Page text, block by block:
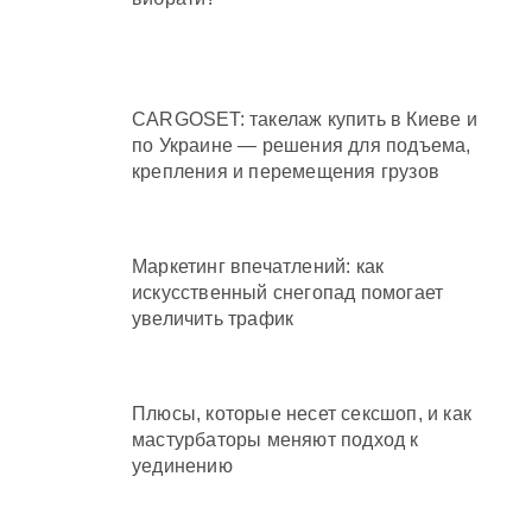
CARGOSET: такелаж купить в Киеве и
по Украине — решения для подъема,
крепления и перемещения грузов
Маркетинг впечатлений: как
искусственный снегопад помогает
увеличить трафик
Плюсы, которые несет сексшоп, и как
мастурбаторы меняют подход к
уединению